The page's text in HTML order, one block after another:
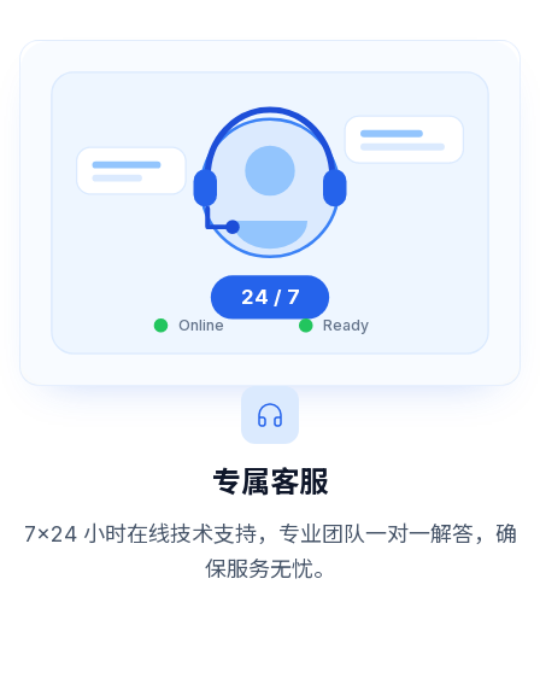
24 / 7
Online Ready
专属客服
7x24 小时在线技术支持，专业团队一对一解答，确
保服务无忧。